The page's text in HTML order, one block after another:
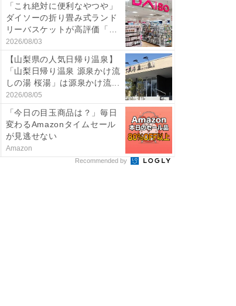
「これ絶対に便利なやつや」
ダイソーの折り畳み式ランド
リーバスケットが高評価「使
わ...
2026/08/03
【山梨県の人気日帰り温泉】
「山梨日帰り温泉 源泉かけ流
しの湯 桜湯」は源泉かけ流...
2026/08/05
「今日の目玉商品は？」毎日
変わるAmazonタイムセール
が見逃せない
Amazon
Recommended by